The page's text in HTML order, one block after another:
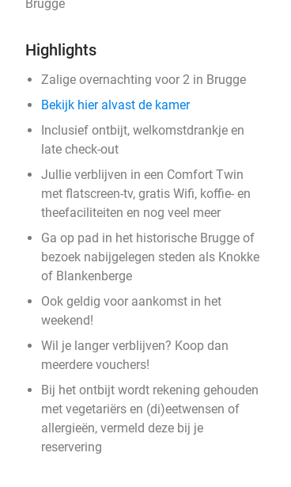
Brugge
Highlights
Zalige overnachting voor 2 in Brugge
Bekijk hier alvast de kamer
Inclusief ontbijt, welkomstdrankje en
late check-out
Jullie verblijven in een Comfort Twin
met flatscreen-tv, gratis Wifi, koffie- en
theefaciliteiten en nog veel meer
Ga op pad in het historische Brugge of
bezoek nabijgelegen steden als Knokke
of Blankenberge
Ook geldig voor aankomst in het
weekend!
Wil je langer verblijven? Koop dan
meerdere vouchers!
Bij het ontbijt wordt rekening gehouden
met vegetariërs en (di)eetwensen of
allergieën, vermeld deze bij je
reservering